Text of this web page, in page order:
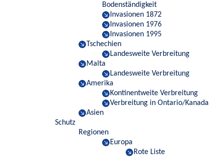
Bodenständigkeit
Invasionen 1872
Invasionen 1976
Invasionen 1995
Tschechien
Landesweite Verbreitung
Malta
Landesweite Verbreitung
Amerika
Kontinentweite Verbreitung
Verbreitung in Ontario/Kanada
Asien
Schutz
Regionen
Europa
Rote Liste